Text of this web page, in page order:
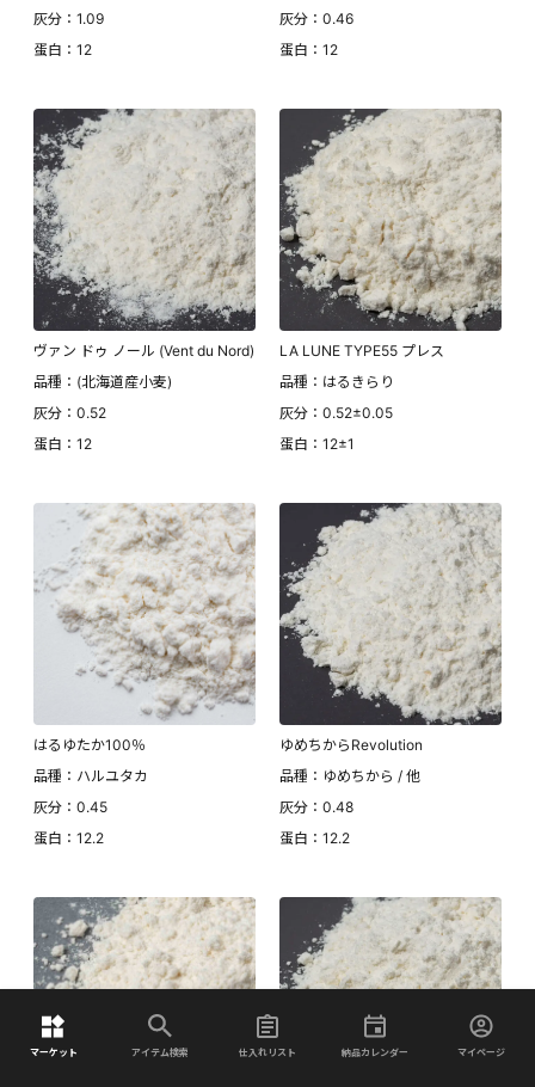
マーケット アイテム検索 仕入れリスト 納品カレンダー マイページ
灰分：1.09
蛋白：12
灰分：0.46
蛋白：12
ヴァン ドゥ ノール (Vent du Nord)
品種：(北海道産小麦)
灰分：0.52
蛋白：12
LA LUNE TYPE55 プレス
品種：はるきらり
灰分：0.52±0.05
蛋白：12±1
はるゆたか100％
品種：ハルユタカ
灰分：0.45
蛋白：12.2
ゆめちからRevolution
品種：ゆめちから / 他
灰分：0.48
蛋白：12.2